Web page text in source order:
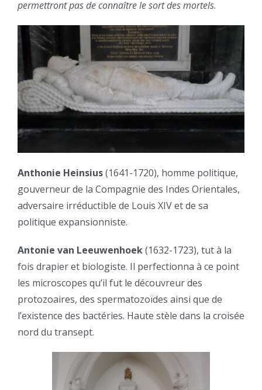
permettront pas de connaître le sort des mortels.
Anthonie Heinsius(1641-1720), homme politique,
gouverneur de la Compagnie des Indes Orientales,
adversaire irréductible de Louis XIV et de sa
politique expansionniste.
Antonie van Leeuwenhoek(1632-1723), tut à la
fois drapier et biologiste. Il perfectionna à ce point
les microscopes qu’il fut le découvreur des
protozoaires, des spermatozoïdes ainsi que de
l’existence des bactéries. Haute stèle dans la croisée
nord du transept.